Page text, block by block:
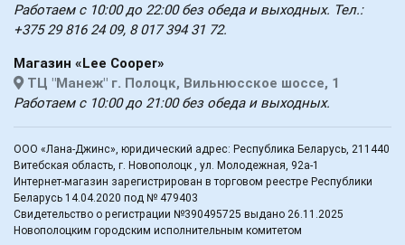
Работаем с 10:00 до 22:00 без обеда и выходных. Тел.:
+375 29 816 24 09, 8 017 394 31 72.
Магазин «Lee Cooper»
ТЦ "Манеж" г. Полоцк, Вильнюсское шоссе, 1
Работаем с 10:00 до 21:00 без обеда и выходных.
ООО «Лана-Джинс», юридический адрес: Республика Беларусь, 211440
Витебская область, г. Новополоцк , ул. Молодежная, 92а-1
Интернет-магазин зарегистрирован в торговом реестре Республики
Беларусь 14.04.2020 под № 479403
Свидетельство о регистрации №390495725 выдано 26.11.2025
Новополоцким городским исполнительным комитетом